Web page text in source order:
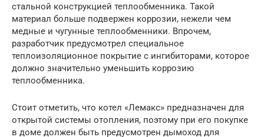
стальной конструкцией теплообменника. Такой
материал больше подвержен коррозии, нежели чем
медные и чугунные теплообменники. Впрочем,
разработчик предусмотрел специальное
теплоизоляционное покрытие с ингибиторами, которое
должно значительно уменьшить коррозию
теплообменника.
Стоит отметить, что котел «Лемакс» предназначен для
открытой системы отопления, поэтому при его покупке
в доме должен быть предусмотрен дымоход для